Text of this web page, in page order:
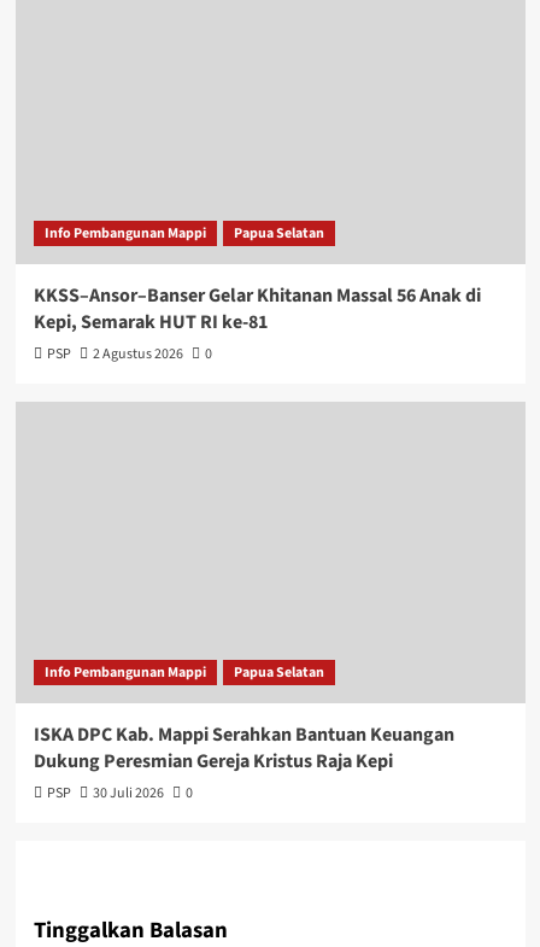
Info Pembangunan Mappi Papua Selatan
KKSS–Ansor–Banser Gelar Khitanan Massal 56 Anak di
Kepi, Semarak HUT RI ke-81
PSP 2 Agustus 2026 0
Info Pembangunan Mappi Papua Selatan
ISKA DPC Kab. Mappi Serahkan Bantuan Keuangan
Dukung Peresmian Gereja Kristus Raja Kepi
PSP 30 Juli 2026 0
Tinggalkan Balasan